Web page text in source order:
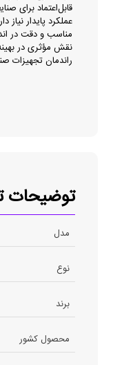
قابل‌اعتماد برای
عملکرد پایدار
مناسب و دقت در
نقش مؤثری در
راندمان تجهیزات
توضیحات
مدل
نوع
برند
محصول کشور